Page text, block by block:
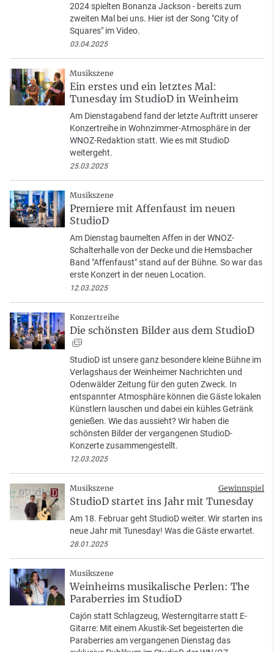
2024 spielten Bonanza Jackson - bereits zum
zweiten Mal bei uns. Hier ist der Song "City of
Squares" im Video.
03.04.2025
Musikszene
Ein erstes und ein letztes Mal:
Tunesday im StudioD in Weinheim
Am Dienstagabend fand der letzte Auftritt unserer
Konzertreihe in Wohnzimmer-Atmosphäre in der
WNOZ-Redaktion statt. Wie es mit StudioD
weitergeht.
25.03.2025
Musikszene
Premiere mit Affenfaust im neuen
StudioD
Am Dienstag baumelten Affen in der WNOZ-
Schalterhalle von der Decke und die Hemsbacher
Band "Affenfaust" stand auf der Bühne. So war das
erste Konzert in der neuen Location.
12.03.2025
Konzertreihe
Die schönsten Bilder aus dem StudioD
StudioD ist unsere ganz besondere kleine Bühne im
Verlagshaus der Weinheimer Nachrichten und
Odenwälder Zeitung für den guten Zweck. In
entspannter Atmosphäre können die Gäste lokalen
Künstlern lauschen und dabei ein kühles Getränk
genießen. Wie das aussieht? Wir haben die
schönsten Bilder der vergangenen StudioD-
Konzerte zusammengestellt.
12.03.2025
Musikszene Gewinnspiel
StudioD startet ins Jahr mit Tunesday
Am 18. Februar geht StudioD weiter. Wir starten ins
neue Jahr mit Tunesday! Was die Gäste erwartet.
28.01.2025
Musikszene
Weinheims musikalische Perlen: The
Paraberries im StudioD
Cajón statt Schlagzeug, Westerngitarre statt E-
Gitarre: Mit einem Akustik-Set begeisterten die
Paraberries am vergangenen Dienstag das